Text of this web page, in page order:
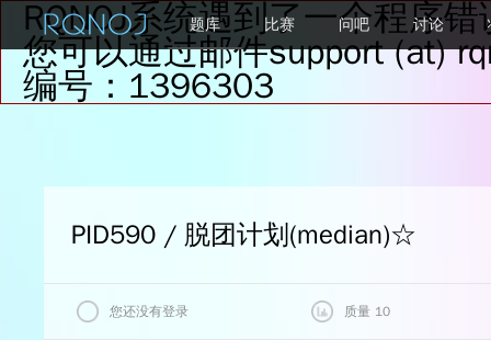
RQNOJ系统遇到了一个程序错
您可以通过邮件support (at)
编号：1396303
题库 比赛 问吧 讨论
PID590 / 脱团计划(median)☆
您还没有登录 质量 10